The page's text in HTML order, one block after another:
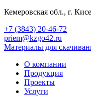
Кемеровская обл., г.
+7 (3843) 20-46-72
priem@kzgo42.ru
Материалы для
О компании
Продукция
Проекты
Услуги